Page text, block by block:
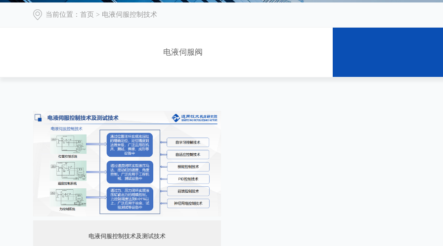
当前位置：首页 > 电液伺服控制技术
电液伺服阀
电液伺服控制技术及测试技术